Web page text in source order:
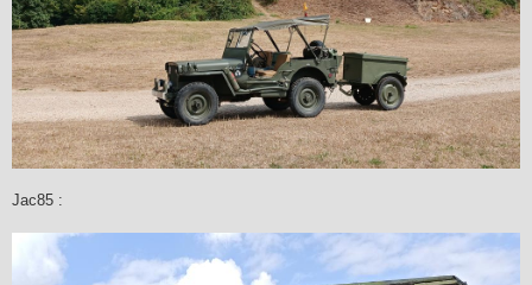
Jac85 :